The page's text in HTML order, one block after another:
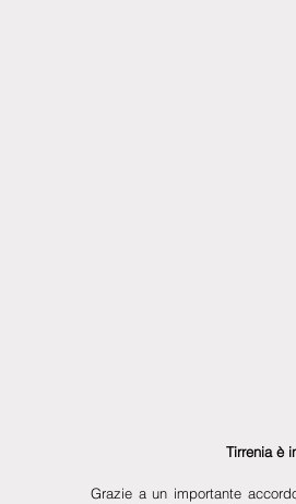
Tirrenia è
Grazie a un importante